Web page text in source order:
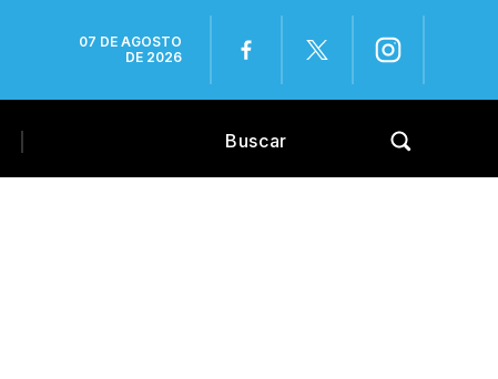
07 DE AGOSTO
DE 2026